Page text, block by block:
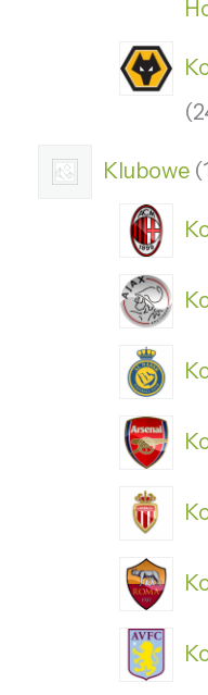
Klubowe